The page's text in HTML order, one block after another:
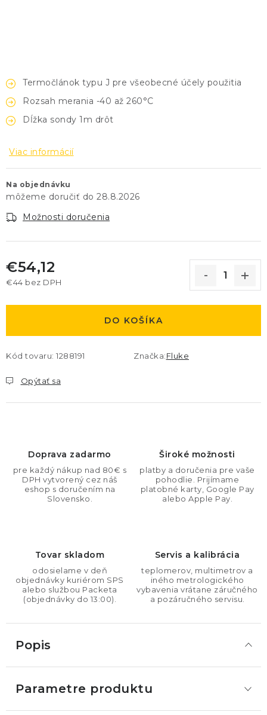
Termočlánok typu J pre všeobecné účely použitia
Rozsah merania -40 až 260°C
Dĺžka sondy 1m drôt
Viac informácií
Na objednávku
28.8.2026
Možnosti doručenia
€54,12
€44 bez DPH
DO KOŠÍKA
Kód tovaru: 1288191 Značka:Fluke
Opýtať sa
Doprava zadarmo
pre každý nákup nad 80€ s
DPH vytvorený cez náš
eshop s doručením na
Slovensko.
Široké možnosti
platby a doručenia pre vaše
pohodlie. Prijímame
platobné karty, Google Pay
alebo Apple Pay.
Tovar skladom
odosielame v deň
objednávky kuriérom SPS
alebo službou Packeta
(objednávky do 13:00).
Servis a kalibrácia
teplomerov, multimetrov a
iného metrologického
vybavenia vrátane záručného
a pozáručného servisu.
Popis
Parametre produktu